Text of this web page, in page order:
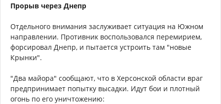
Прорыв через Днепр
Отдельного внимания заслуживает ситуация на Южном
направлении. Противник воспользовался перемирием,
форсировал Днепр, и пытается устроить там "новые
Крынки".
"Два майора" сообщают, что в Херсонской области враг
предпринимает попытку высадки. Идут бои и плотный
огонь по его уничтожению: